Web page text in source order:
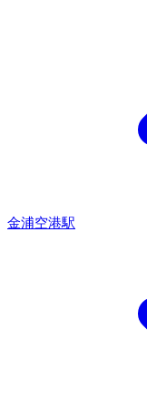
金浦空港駅